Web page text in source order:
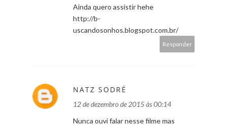
Ainda quero assistir hehe
http://b-
uscandosonhos.blogspot.com.br/
Responder
NATZ SODRÉ
12 de dezembro de 2015 às 00:14
Nunca ouvi falar nesse filme mas